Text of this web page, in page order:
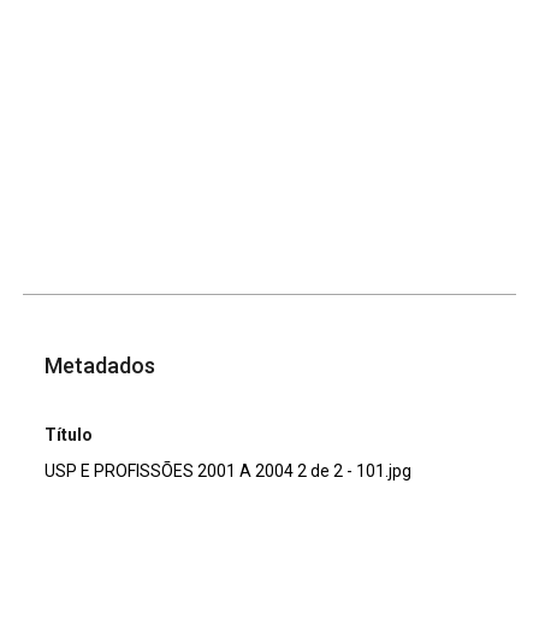
Metadados
Título
USP E PROFISSÕES 2001 A 2004 2 de 2 - 101.jpg